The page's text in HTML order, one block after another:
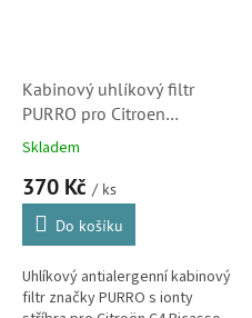
Kabinový uhlíkový filtr
PURRO pro Citroen
Berlingo, C4 Picasso,
6447XG)
Skladem
370 Kč / ks
Do košíku
Uhlíkový antialergenní kabinový
filtr značky PURRO s ionty